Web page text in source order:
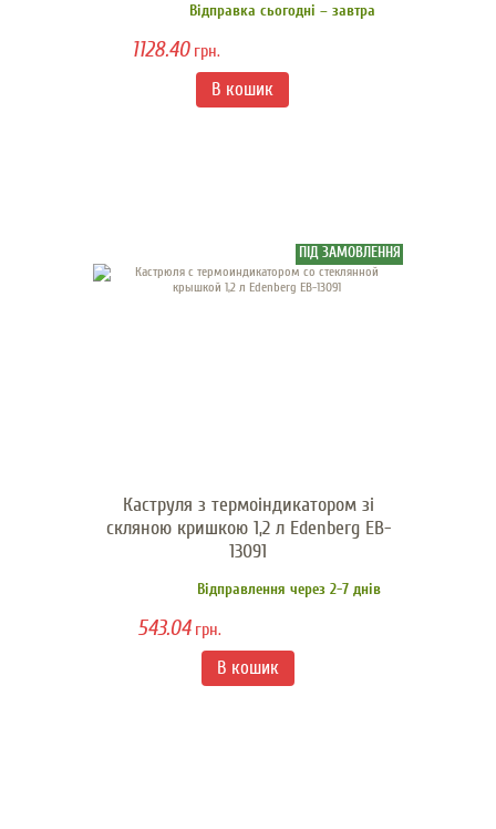
Відправка сьогодні – завтра
1128.40грн.
ПІД ЗАМОВЛЕННЯ
Каструля з термоіндикатором зі
скляною кришкою 1,2 л Edenberg EB-
13091
Відправлення через 2-7 днів
543.04грн.